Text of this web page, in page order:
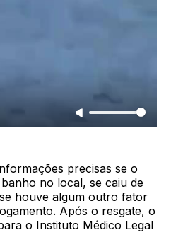
precisas se o
no local, se caiu de
houve algum outro fator
Após o resgate, o
o Instituto Médico Legal